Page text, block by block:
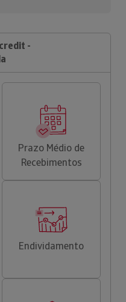
-
Prazo Médio de
Recebimentos
Endividamento